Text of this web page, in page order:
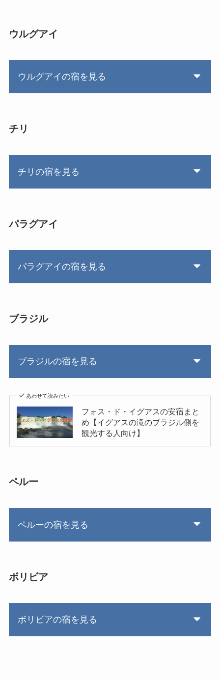
ウルグアイ
ウルグアイの宿を見る
チリ
チリの宿を見る
パラグアイ
パラグアイの宿を見る
ブラジル
ブラジルの宿を見る
あわせて読みたい
フォス・ド・イグアスの安宿まと
め【イグアスの滝のブラジル側を
観光する人向け】
ペルー
ペルーの宿を見る
ボリビア
ボリビアの宿を見る